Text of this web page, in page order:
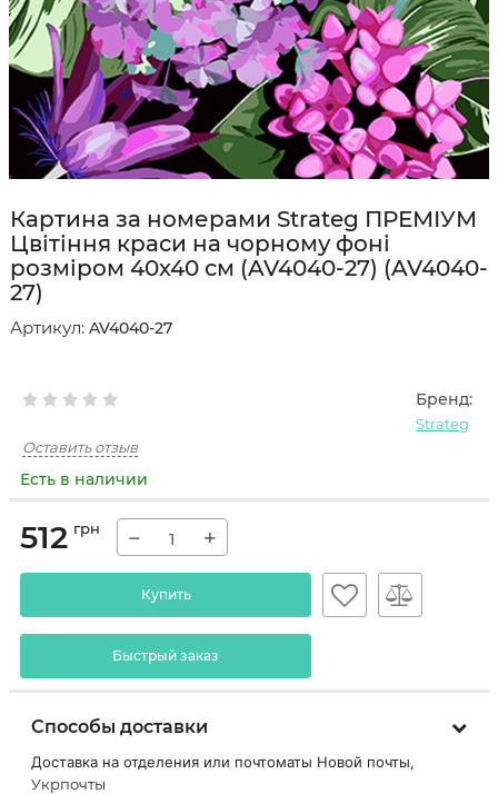
Картина за номерами Strateg ПРЕМІУМ
Цвітіння краси на чорному фоні
розміром 40х40 см (AV4040-27) (AV4040-
27)
Артикул: AV4040-27
Бренд:
Strateg
Оставить отзыв
Есть в наличии
512 грн − +
Купить
Быстрый заказ
Способы доставки
Доставка на отделения или почтоматы Новой почты,
Укрпочты